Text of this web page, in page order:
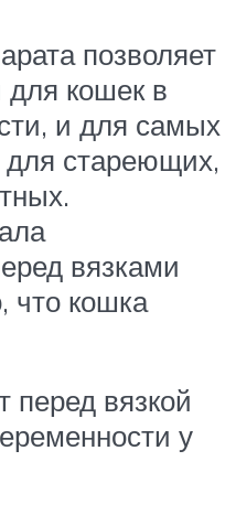
позволяет
для кошек в
и для самых
для стареющих,
вязками
что кошка
перед вязкой
у